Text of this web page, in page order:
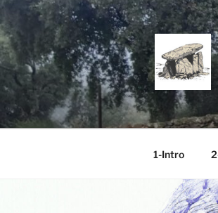
Saltar
al
contenido
1-Intro